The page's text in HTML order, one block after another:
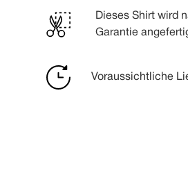
Dieses Shirt wird
Garantie
Voraussichtliche